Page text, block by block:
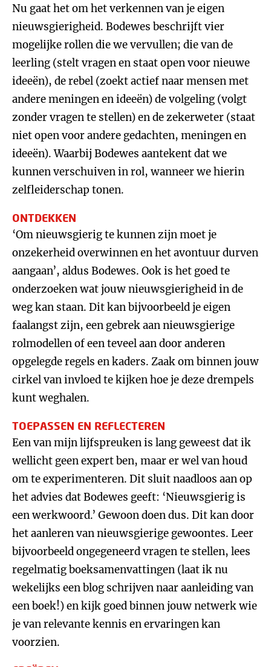
Nu gaat het om het verkennen van je eigen
nieuwsgierigheid. Bodewes beschrijft vier
mogelijke rollen die we vervullen; die van de
leerling (stelt vragen en staat open voor nieuwe
ideeën), de rebel (zoekt actief naar mensen met
andere meningen en ideeën) de volgeling (volgt
zonder vragen te stellen) en de zekerweter (staat
niet open voor andere gedachten, meningen en
ideeën). Waarbij Bodewes aantekent dat we
kunnen verschuiven in rol, wanneer we hierin
zelfleiderschap tonen.
ONTDEKKEN
‘Om nieuwsgierig te kunnen zijn moet je
onzekerheid overwinnen en het avontuur durven
aangaan’, aldus Bodewes. Ook is het goed te
onderzoeken wat jouw nieuwsgierigheid in de
weg kan staan. Dit kan bijvoorbeeld je eigen
faalangst zijn, een gebrek aan nieuwsgierige
rolmodellen of een teveel aan door anderen
opgelegde regels en kaders. Zaak om binnen jouw
cirkel van invloed te kijken hoe je deze drempels
kunt weghalen.
TOEPASSEN EN REFLECTEREN
Een van mijn lijfspreuken is lang geweest dat ik
wellicht geen expert ben, maar er wel van houd
om te experimenteren. Dit sluit naadloos aan op
het advies dat Bodewes geeft: ‘Nieuwsgierig is
een werkwoord.’ Gewoon doen dus. Dit kan door
het aanleren van nieuwsgierige gewoontes. Leer
bijvoorbeeld ongegeneerd vragen te stellen, lees
regelmatig boeksamenvattingen (laat ik nu
wekelijks een blog schrijven naar aanleiding van
een boek!) en kijk goed binnen jouw netwerk wie
je van relevante kennis en ervaringen kan
voorzien.